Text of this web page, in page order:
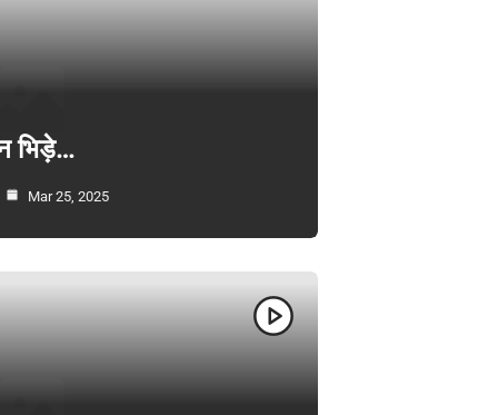
भिड़े…
Mar 25, 2025